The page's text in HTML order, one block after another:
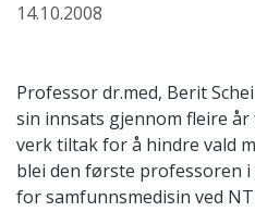
14.10.2008
Professor dr.med, Berit
sin innsats gjennom fleire
verk tiltak for å hindre vald
blei den første professoren
for samfunnsmedisin ved